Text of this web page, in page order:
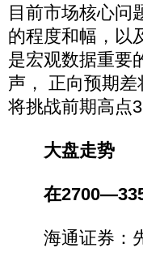
目前市场核心问
的程度和幅，以
是宏观数据重要
声， 正向预期
将挑战前期高点
大盘走势
在
海通证券：先